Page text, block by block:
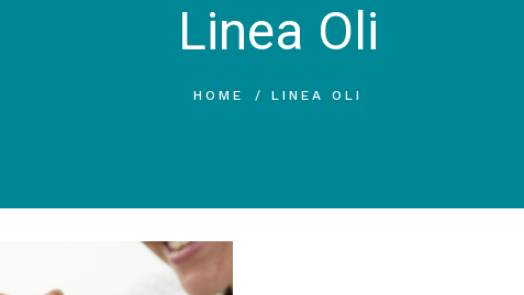
Linea Oli
HOME LINEA OLI